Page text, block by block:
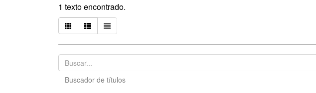
1 texto encontrado.
Buscador de títulos